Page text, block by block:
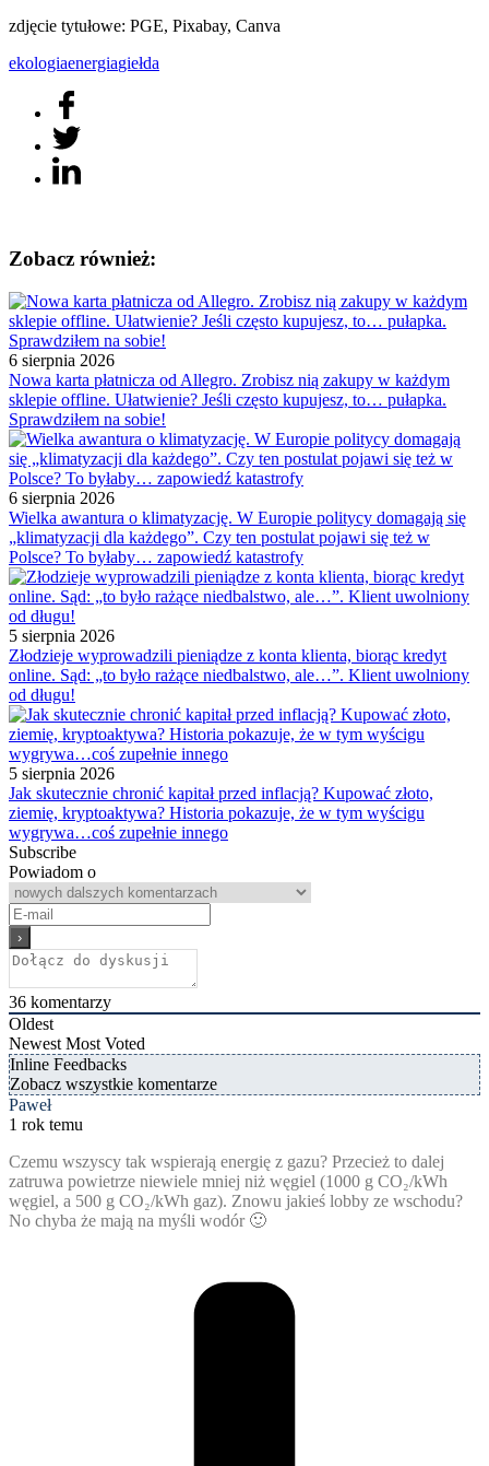
zdjęcie tytułowe: PGE, Pixabay, Canva
ekologiaenergiagiełda
Zobacz również:
6 sierpnia 2026
Nowa karta płatnicza od Allegro. Zrobisz nią zakupy w każdym
sklepie offline. Ułatwienie? Jeśli często kupujesz, to… pułapka.
Sprawdziłem na sobie!
6 sierpnia 2026
Wielka awantura o klimatyzację. W Europie politycy domagają się
„klimatyzacji dla każdego”. Czy ten postulat pojawi się też w
Polsce? To byłaby… zapowiedź katastrofy
5 sierpnia 2026
Złodzieje wyprowadzili pieniądze z konta klienta, biorąc kredyt
online. Sąd: „to było rażące niedbalstwo, ale…”. Klient uwolniony
od długu!
5 sierpnia 2026
Jak skutecznie chronić kapitał przed inflacją? Kupować złoto,
ziemię, kryptoaktywa? Historia pokazuje, że w tym wyścigu
wygrywa…coś zupełnie innego
Subscribe
Powiadom o
36 komentarzy
Oldest
Newest Most Voted
Inline Feedbacks
Zobacz wszystkie komentarze
Paweł
1 rok temu
Czemu wszyscy tak wspierają energię z gazu? Przecież to dalej
zatruwa powietrze niewiele mniej niż węgiel (1000 g CO₂/kWh
węgiel, a 500 g CO₂/kWh gaz). Znowu jakieś lobby ze wschodu?
No chyba że mają na myśli wodór 🙂